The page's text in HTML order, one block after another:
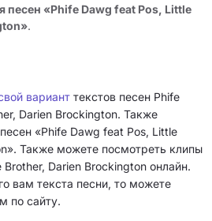
песен «Phife Dawg feat Pos, Little
.
вариант текстов песен Phife
Darien Brockington. Также
«Phife Dawg feat Pos, Little
Также можете посмотреть клипы
Darien Brockington онлайн.
вам текста песни, то можете
по сайту.